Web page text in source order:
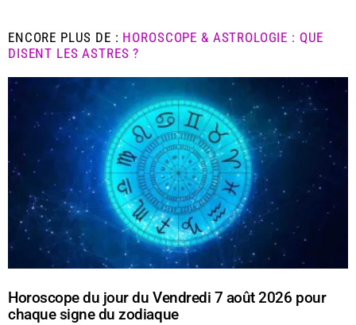
ENCORE PLUS DE : HOROSCOPE & ASTROLOGIE : QUE
DISENT LES ASTRES ?
Horoscope du jour du Vendredi 7 août 2026 pour
chaque signe du zodiaque